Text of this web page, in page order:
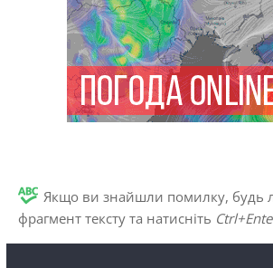
Якщо ви знайшли помилку, будь
фрагмент тексту та натисніть